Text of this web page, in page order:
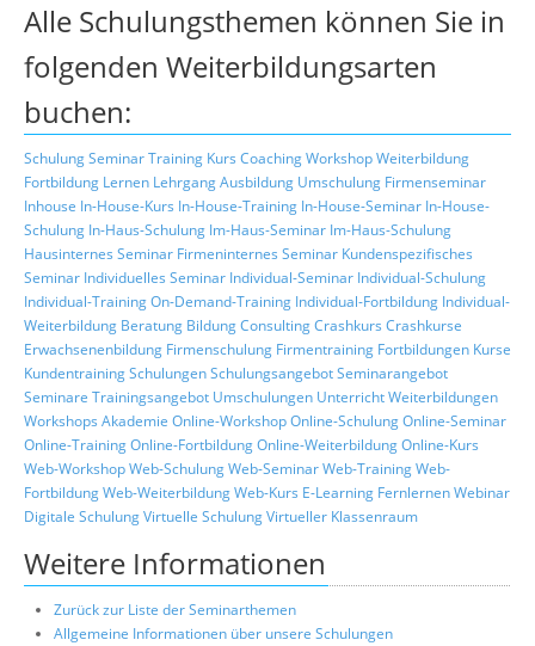
Alle Schulungsthemen können Sie in
folgenden Weiterbildungsarten
buchen:
SchulungSeminarTraining Kurs CoachingWorkshopWeiterbildung
Fortbildung Lernen LehrgangAusbildung Umschulung Firmenseminar
Inhouse In-House-Kurs In-House-Training In-House-Seminar In-House-
Schulung In-Haus-Schulung Im-Haus-Seminar Im-Haus-Schulung
Hausinternes Seminar Firmeninternes Seminar Kundenspezifisches
Seminar Individuelles Seminar Individual-Seminar Individual-Schulung
Individual-TrainingOn-Demand-Training Individual-Fortbildung Individual-
Weiterbildung Beratung BildungConsultingCrashkurs Crashkurse
Erwachsenenbildung Firmenschulung Firmentraining Fortbildungen Kurse
KundentrainingSchulungenSchulungsangebotSeminarangebot
Seminare Trainingsangebot Umschulungen UnterrichtWeiterbildungen
Workshops Akademie Online-WorkshopOnline-SchulungOnline-Seminar
Online-TrainingOnline-FortbildungOnline-WeiterbildungOnline-Kurs
Web-WorkshopWeb-SchulungWeb-SeminarWeb-TrainingWeb-
FortbildungWeb-WeiterbildungWeb-Kurs E-Learning FernlernenWebinar
Digitale SchulungVirtuelle SchulungVirtueller Klassenraum
Weitere Informationen
Zurück zur Liste der Seminarthemen
Allgemeine Informationen über unsere Schulungen